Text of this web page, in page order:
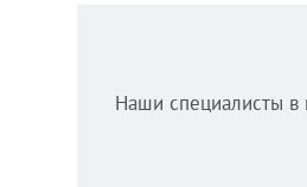
Наши специалисты в